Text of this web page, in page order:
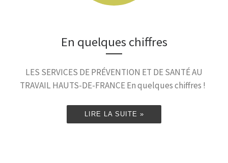
En quelques chiffres
LES SERVICES DE PRÉVENTION ET DE SANTÉ AU
TRAVAIL HAUTS-DE-FRANCE En quelques chiffres !
LIRE LA SUITE »